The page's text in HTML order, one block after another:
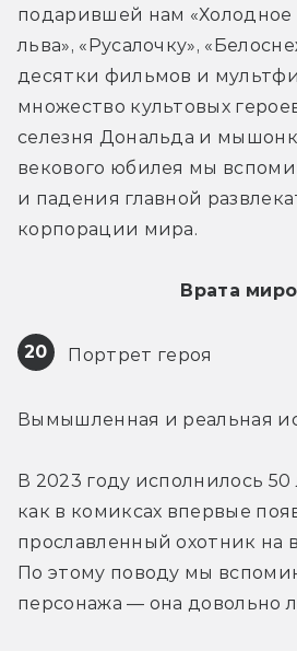
подарившей нам «Холодное
льва», «Русалочку»,
десятки фильмов и
множество культовых
селезня Дональда и
векового юбилея мы
и падения главной
корпорации мира.
Врата
20 Портрет героя
Вымышленная и реальная
В 2023 году исполнилось 50
как в комиксах впервые
прославленный охотник на
По этому поводу мы
персонажа — она довольно